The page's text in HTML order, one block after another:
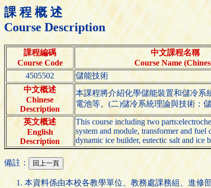
課 程 概 述
Course Description
課程編碼
Course Code
中文課程名稱
Course Name
4505502
儲能技術
中文概述
Chinese
Description
本課程將介紹化學儲能裝置和儲冷系
電池等。(二)儲冷系統理論與技術：
英文概述
English
Description
This course including two
system and module, transformer and fuel
dynamic ice builder, eutectic salt and ice
備註：
本資料係由本校各教學單位、教務處課務組、進修